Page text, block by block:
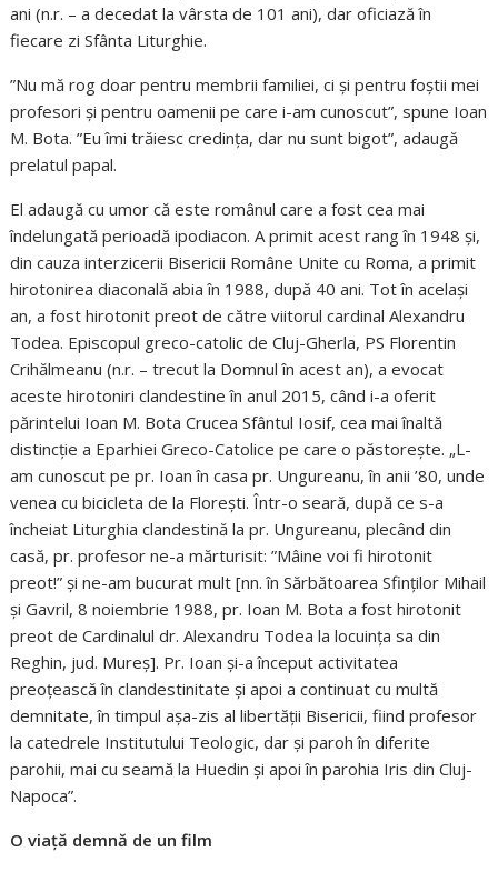
ani (n.r. – a decedat la vârsta de 101 ani), dar oficiază în
fiecare zi Sfânta Liturghie.
”Nu mă rog doar pentru membrii familiei, ci și pentru foștii mei
profesori și pentru oamenii pe care i-am cunoscut”, spune Ioan
M. Bota. ”Eu îmi trăiesc credința, dar nu sunt bigot”, adaugă
prelatul papal.
El adaugă cu umor că este românul care a fost cea mai
îndelungată perioadă ipodiacon. A primit acest rang în 1948 și,
din cauza interzicerii Bisericii Române Unite cu Roma, a primit
hirotonirea diaconală abia în 1988, după 40 ani. Tot în același
an, a fost hirotonit preot de către viitorul cardinal Alexandru
Todea. Episcopul greco-catolic de Cluj-Gherla, PS Florentin
Crihălmeanu (n.r. – trecut la Domnul în acest an), a evocat
aceste hirotoniri clandestine în anul 2015, când i-a oferit
părintelui Ioan M. Bota Crucea Sfântul Iosif, cea mai înaltă
distincție a Eparhiei Greco-Catolice pe care o păstorește. „L-
am cunoscut pe pr. Ioan în casa pr. Ungureanu, în anii ’80, unde
venea cu bicicleta de la Florești. Într-o seară, după ce s-a
încheiat Liturghia clandestină la pr. Ungureanu, plecând din
casă, pr. profesor ne-a mărturisit: ”Mâine voi fi hirotonit
preot!” și ne-am bucurat mult [nn. în Sărbătoarea Sfinților Mihail
și Gavril, 8 noiembrie 1988, pr. Ioan M. Bota a fost hirotonit
preot de Cardinalul dr. Alexandru Todea la locuința sa din
Reghin, jud. Mureș]. Pr. Ioan și-a început activitatea
preoțească în clandestinitate și apoi a continuat cu multă
demnitate, în timpul așa-zis al libertății Bisericii, fiind profesor
la catedrele Institutului Teologic, dar și paroh în diferite
parohii, mai cu seamă la Huedin și apoi în parohia Iris din Cluj-
Napoca”.
O viață demnă de un film